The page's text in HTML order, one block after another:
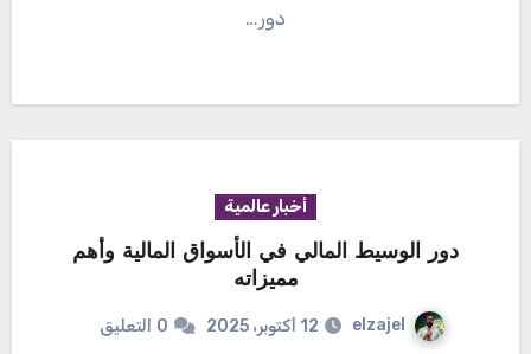
دور…
أخبار عالمية
دور الوسيط المالي في الأسواق المالية وأهم
مميزاته
elzajel 12 أكتوبر، 2025 0 التعليق